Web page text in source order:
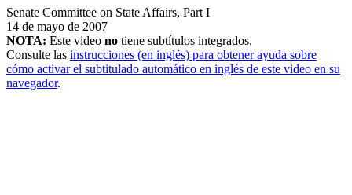
Senate Committee on State Affairs, Part I
14 de mayo de 2007
NOTA: Este video no tiene subtítulos integrados.
Consulte las instrucciones (en inglés) para obtener ayuda sobre
cómo activar el subtitulado automático en inglés de este video en su
navegador.